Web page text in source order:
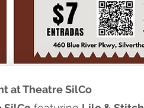
at Theatre SilCo